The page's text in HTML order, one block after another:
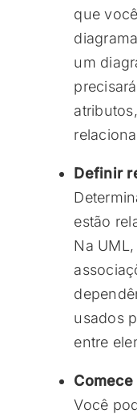
que
um
Definir
estão
Na
usados
entre
Você